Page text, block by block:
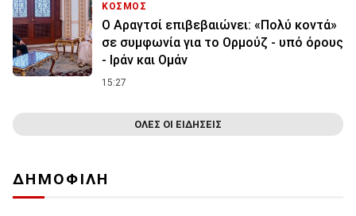
ΚΟΣΜΟΣ
Ο Αραγτσί επιβεβαιώνει: «Πολύ κοντά»
σε συμφωνία για το Ορμούζ - υπό όρους
- Ιράν και Ομάν
15:27
ΟΛΕΣ ΟΙ ΕΙΔΗΣΕΙΣ
ΔΗΜΟΦΙΛΗ